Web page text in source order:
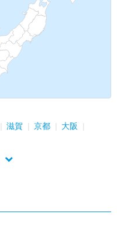
滋賀 京都
大阪